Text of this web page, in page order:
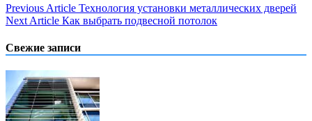
Навигация
по
записям
Previous Article Технология установки металлических дверей
Next Article Как выбрать подвесной потолок
Свежие записи